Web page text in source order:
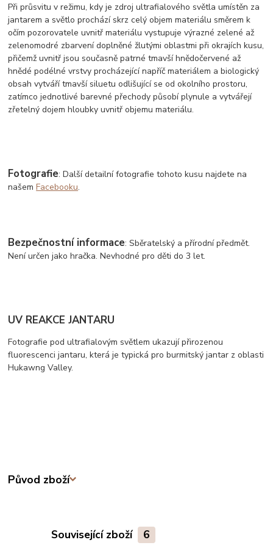
Při průsvitu v režimu, kdy je zdroj ultrafialového světla umístěn za
jantarem a světlo prochází skrz celý objem materiálu směrem k
očím pozorovatele uvnitř materiálu vystupuje výrazné zelené až
zelenomodré zbarvení doplněné žlutými oblastmi při okrajích kusu,
přičemž uvnitř jsou současně patrné tmavší hnědočervené až
hnědé podélné vrstvy procházející napříč materiálem a biologický
obsah vytváří tmavší siluetu odlišující se od okolního prostoru,
zatímco jednotlivé barevné přechody působí plynule a vytvářejí
zřetelný dojem hloubky uvnitř objemu materiálu.
Fotografie: Další detailní fotografie tohoto kusu najdete na
našemFacebooku.
Bezpečnostní informace: Sběratelský a přírodní předmět.
Není určen jako hračka. Nevhodné pro děti do 3 let.
UV REAKCE JANTARU
Fotografie pod ultrafialovým světlem ukazují přirozenou
fluorescenci jantaru, která je typická pro burmitský jantar z oblasti
Hukawng Valley.
Původ zboží
Související zboží 6